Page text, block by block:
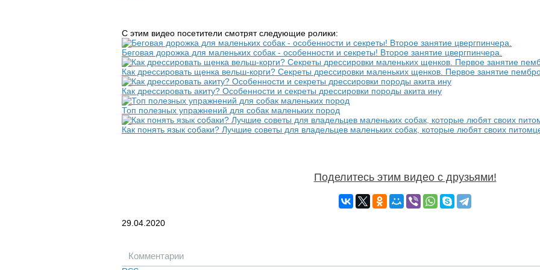
С этим видео посетители смотрят следующие ролики:
Беговая дорожка для маленьких собак - особенности и секреты! Второе занятие цвергпинчера.
Как дрессировать щенка вельш-корги? Секреты дрессировки маленьких щенков. Первое занятие
Как дрессировать акиту? Особенности и секреты дрессировки породы акита ину
Топ полезных упражнений для собак маленьких пород
Как понять язык собаки? Лучшие советы для владельцев маленьких собак, которые любят своих
Поделитесь этим видео с друзьями!
29.04.2020
Комментарии